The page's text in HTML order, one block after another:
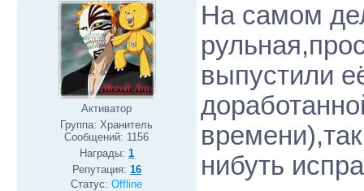
Активатор
Группа: Хранитель
Сообщений: 1156
Награды: 1
Репутация: 16
Статус:Offline
На самом
выпустили
нибуть